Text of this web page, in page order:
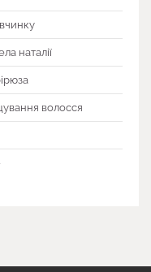
наталії
волосся